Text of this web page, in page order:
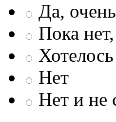
Да,
Пока
Нет
Нет и не